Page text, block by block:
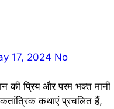
17, 2024 No
कथाएं प्रचलित हैं,